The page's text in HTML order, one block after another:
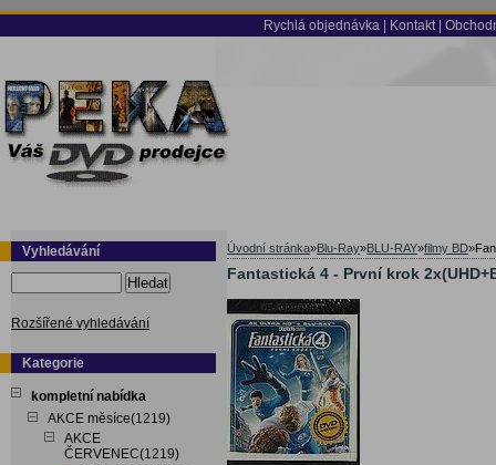
Rychlá objednávka Kontakt
Vyhledávání
Hledat
Rozšířené vyhledávání
Kategorie
kompletní nabídka
AKCE měsíce(1219)
AKCE
ČERVENEC(1219)
Úvodní stránka»Blu-Ray»BLU-RAY»filmy BD»
Fantastická 4 - První krok